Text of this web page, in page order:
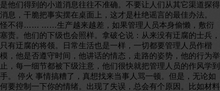
是他们得到的小道消息往往不准确。不要让人们从其它渠道探得
消息，干脆把事实摆在桌面上，这才是杜绝谣言的最佳办法。
怪不得…… ……生产越来越差，如果管理人员本身偷懒，敷衍
塞责。他们的下级也会照样。拿破仑说：从来没有迂腐的士兵，
只有迂腐的将领。日常生活也是一样，一切都要管理人员作楷
模，他是否遵守时间，他讲话的情态，走路的姿势，他的行为举
止，每一细节都被下级注意，他们很快就把管理人员的作风学到
手。 停火 事情搞糟了，真想找来当事人骂一顿。但是，无论如
何要控制一下你的情绪。出现了失误，总会有个原因。比如材料